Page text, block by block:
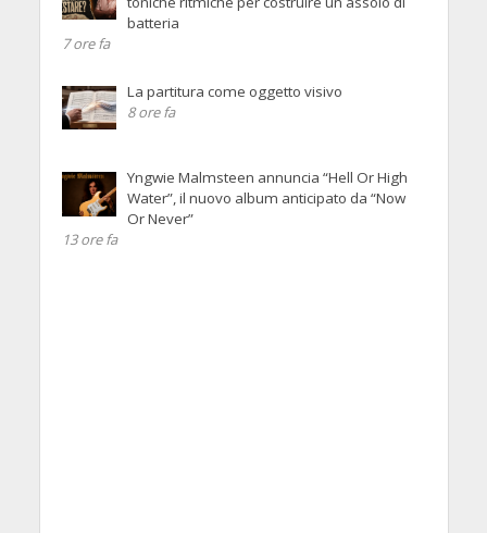
batteria
7 ore fa
La partitura come oggetto visivo
8 ore fa
Yngwie Malmsteen annuncia “Hell Or High
Water”, il nuovo album anticipato da “Now
Or Never”
13 ore fa